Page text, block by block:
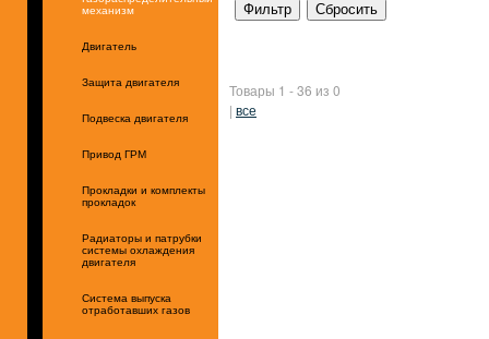
механизм
Двигатель
Защита двигателя
Подвеска двигателя
Привод ГРМ
Прокладки и комплекты
прокладок
Радиаторы и патрубки
системы охлаждения
двигателя
Система выпуска
отработавших газов
Товары 1 - 36 из 0
| все